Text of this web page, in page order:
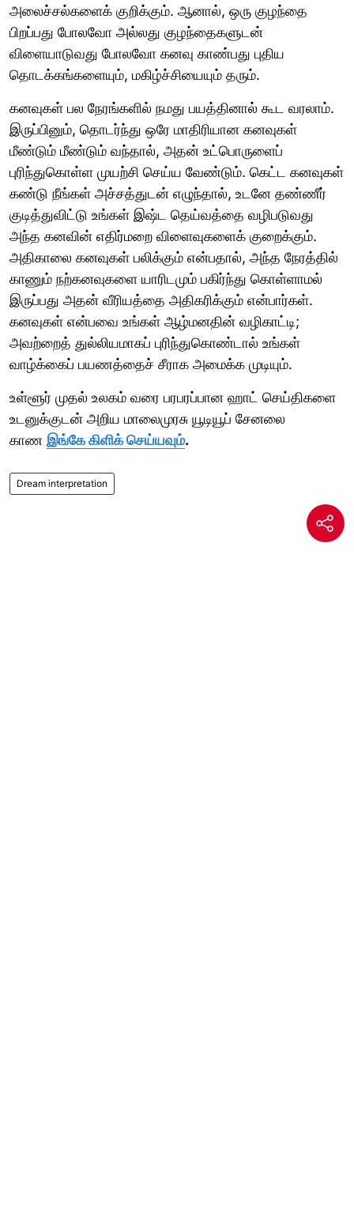
அலைச்சல்களைக் குறிக்கும். ஆனால், ஒரு குழந்தை
பிறப்பது போலவோ அல்லது குழந்தைகளுடன்
விளையாடுவது போலவோ கனவு காண்பது புதிய
தொடக்கங்களையும், மகிழ்ச்சியையும் தரும்.
கனவுகள் பல நேரங்களில் நமது பயத்தினால் கூட வரலாம்.
இருப்பினும், தொடர்ந்து ஒரே மாதிரியான கனவுகள்
மீண்டும் மீண்டும் வந்தால், அதன் உட்பொருளைப்
புரிந்துகொள்ள முயற்சி செய்ய வேண்டும். கெட்ட கனவுகள்
கண்டு நீங்கள் அச்சத்துடன் எழுந்தால், உடனே தண்ணீர்
குடித்துவிட்டு உங்கள் இஷ்ட தெய்வத்தை வழிபடுவது
அந்த கனவின் எதிர்மறை விளைவுகளைக் குறைக்கும்.
அதிகாலை கனவுகள் பலிக்கும் என்பதால், அந்த நேரத்தில்
காணும் நற்கனவுகளை யாரிடமும் பகிர்ந்து கொள்ளாமல்
இருப்பது அதன் வீரியத்தை அதிகரிக்கும் என்பார்கள்.
கனவுகள் என்பவை உங்கள் ஆழ்மனதின் வழிகாட்டி;
அவற்றைத் துல்லியமாகப் புரிந்துகொண்டால் உங்கள்
வாழ்க்கைப் பயணத்தைச் சீராக அமைக்க முடியும்.
உள்ளூர் முதல் உலகம் வரை பரபரப்பான ஹாட் செய்திகளை
உடனுக்குடன் அறிய மாலைமுரசு யூடியூப் சேனலை
காண இங்கே கிளிக் செய்யவும்.
Dream interpretation